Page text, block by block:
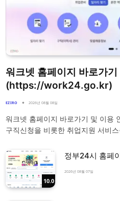
워크넷 홈페이지 바로가기
(https://work24.go.kr)
EZIRO 2026년 08월 08일
워크넷 홈페이지 바로가기 및 이용
구직신청을 비롯한 취업지원 서비
10.0
정부24시 홈페
2026년 08월 07일